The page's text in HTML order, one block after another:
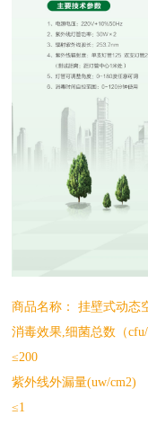
商品名称： 挂壁式动态
消毒效果,细
≤200
紫外线外
≤1